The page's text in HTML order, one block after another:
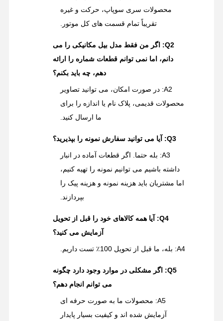
محصولات سری سوپاپ، حرکت و غیره
تقریباً تمام قسمت های کل موتور.
Q2: اگر من فقط مدل بیل مکانیکی را می
دانم، اما نمی توانم قطعات شماره را ارائه
دهم، چه باید بکنم؟
A2: در صورت امکان، می توانید تصاویر
محصولات قدیمی، پلاک نام یا اندازه را برای
ما ارسال کنید.
Q3: آیا می توانید سفارش نمونه را بپذیرید؟
A3: بله حتما. اگر قطعات آماده در انبار
داشته باشیم می توانیم نمونه را تهیه کنیم،
اما مشتریان باید هزینه نمونه و هزینه پیک را
بپردازند.
Q4: آیا همه کالاهای خود را قبل از تحویل
آزمایش می کنید؟
A4: بله، ما قبل از تحویل 100٪ تست داریم.
Q5: اگر مشکلی در موارد وجود دارد چگونه
می توانم انجام دهم؟
A5: محصولات ما به صورت حرفه ای
آزمایش شده اند و کیفیت بسیار پایدار